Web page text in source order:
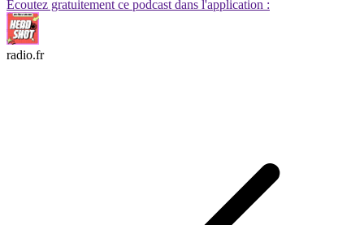
Écoutez gratuitement ce podcast dans l'application :
radio.fr